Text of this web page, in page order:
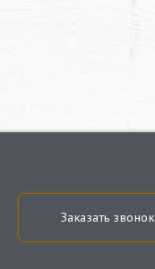
Заказать звонок